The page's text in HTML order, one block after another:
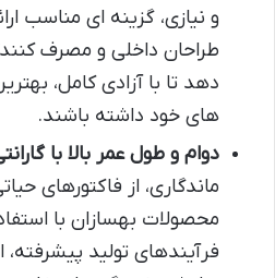
و نیازی، گزینه ای مناسب
طراحان داخلی و مصرف
دهد تا با آزادی کامل،
های خود داشته باشند.
دوام و طول عمر بالا با
ماندگاری، از فاکتورهای
محصولات بهسازان با
فرآیندهای تولید پیشرفته،